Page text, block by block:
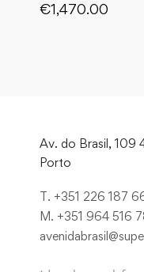
€1,470.00
Av. do Brasil, 109
Porto
T. +351 226 187
M. +351 964 516